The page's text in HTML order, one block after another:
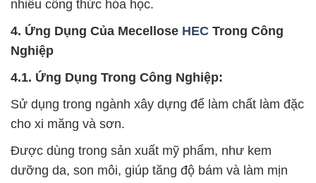
nhiều công thức hóa học.
4. Ứng Dụng Của Mecellose HEC Trong Công
Nghiệp
4.1. Ứng Dụng Trong Công Nghiệp:
Sử dụng trong ngành xây dựng để làm chất làm đặc
cho xi măng và sơn.
Được dùng trong sản xuất mỹ phẩm, như kem
dưỡng da, son môi, giúp tăng độ bám và làm mịn